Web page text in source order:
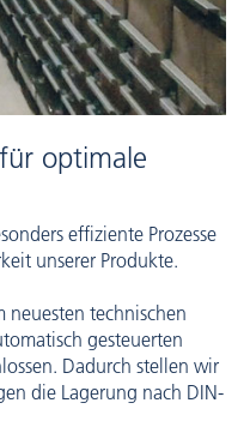
optimale
effiziente Prozesse
unserer Produkte.
neuesten technischen
gesteuerten
Dadurch stellen wir
die Lagerung nach DIN-